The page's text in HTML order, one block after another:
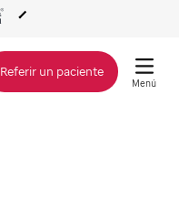
Referir un paciente
Menú